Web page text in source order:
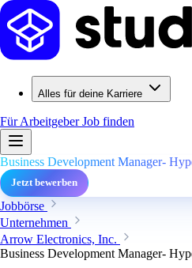
Alles für deine Karriere
Für ArbeitgeberJob finden
Business Development Manager-
Jetzt bewerben
Jobbörse
Unternehmen
Arrow Electronics, Inc.
Business Development Manager-